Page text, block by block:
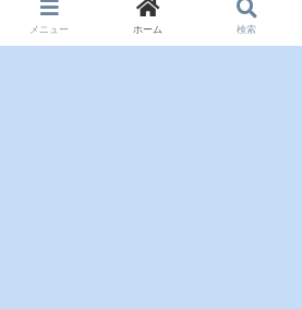
コメントを書
メニュー ホーム 検索